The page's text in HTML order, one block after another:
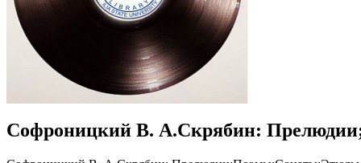
Софроницкий В. А.Скрябин: